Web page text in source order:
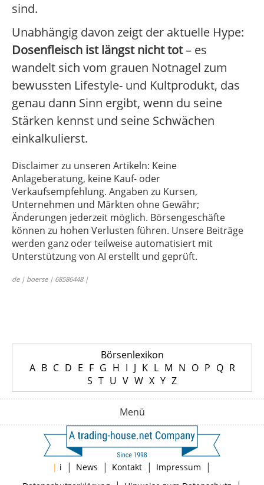
sind.
Unabhängig davon zeigt der aktuelle Hype:
Dosenfleisch ist längst nicht tot– es
wandelt sich vom grauen Notnagel zum
bewussten Lifestyle- und Kultprodukt, das
genau dann Sinn ergibt, wenn du seine
Stärken kennst und seine Schwächen
einkalkulierst.
Disclaimer zu unseren Artikeln: Keine
Anlageberatung, keine Kauf- oder
Verkaufsempfehlung. Angaben zu Kursen,
Unternehmen und Märkten ohne Gewähr;
Änderungen jederzeit möglich. Börsengeschäfte
können zu hohen Verlusten führen. Unsere Beiträge
werden ganz oder teilweise automatisiert mit
Unterstützung von AI erstellt und geprüft.
de | boerse | 68586448 |
Börsenlexikon
A B C D E F G H I J K L M N O P Q R
S T U V W X Y Z
Menü
| i | News | Kontakt | Impressum |